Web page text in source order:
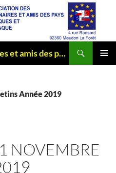
Association des Originaires et amis des pays Tchèques et Slovaque
Année 2019
NOVEMBRE